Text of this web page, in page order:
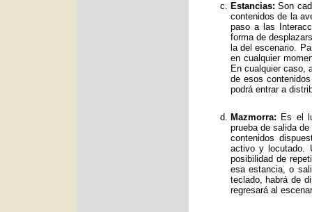
Estancias: Son
contenidos de la
paso a las
forma de
la del escenario.
en cualquier
En cualquier caso,
de esos
podrá entrar a
Mazmorra: Es el
prueba de salida
contenidos
activo y locutado.
posibilidad de
esa estancia, o
teclado, habrá de
regresará al